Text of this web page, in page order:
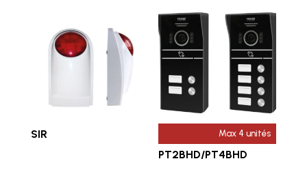
SIR Max 4 unités
PT2BHD/PT4BHD